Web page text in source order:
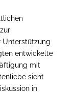
Unterstützung
entwickelte
mit
sieht
in